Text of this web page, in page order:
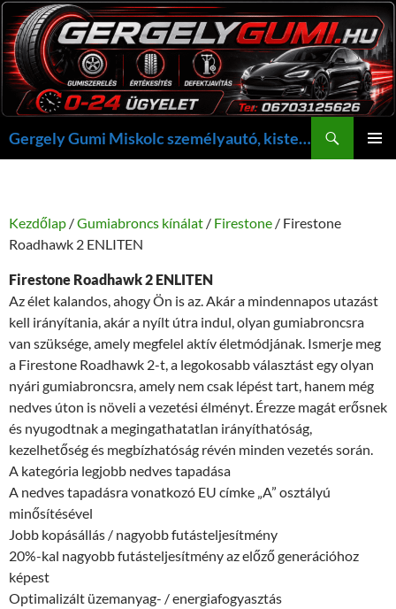
Kilépés
a
tartalomba
Gergely Gumi Miskolc személyautó, kisteherautó gumi szerelés javítás +36703125626 NON-STOP ügyelet, gergelygumi@gergelygumi.hu
Kezdőlap /Gumiabroncs kínálat / Firestone / Firestone
Roadhawk 2 ENLITEN
Firestone Roadhawk 2 ENLITEN
Az élet kalandos, ahogy Ön is az. Akár a mindennapos utazást
kell irányítania, akár a nyílt útra indul, olyan gumiabroncsra
van szüksége, amely megfelel aktív életmódjának. Ismerje meg
a Firestone Roadhawk 2-t, a legokosabb választást egy olyan
nyári gumiabroncsra, amely nem csak lépést tart, hanem még
nedves úton is növeli a vezetési élményt. Érezze magát erősnek
és nyugodtnak a megingathatatlan irányíthatóság,
kezelhetőség és megbízhatóság révén minden vezetés során.
A kategória legjobb nedves tapadása
A nedves tapadásra vonatkozó EU címke „A” osztályú
minősítésével
Jobb kopásállás / nagyobb futásteljesítmény
20%-kal nagyobb futásteljesítmény az előző generációhoz
képest
Optimalizált üzemanyag- / energiafogyasztás